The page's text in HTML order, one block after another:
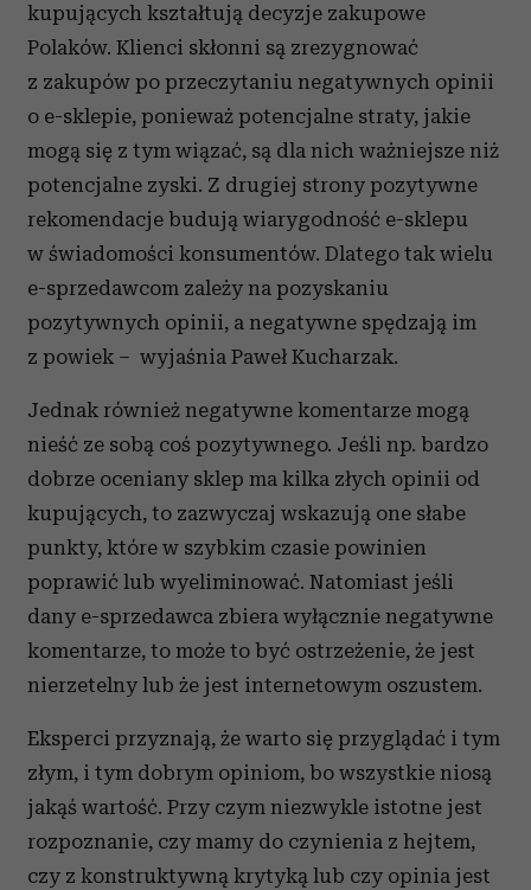
korzystasz z naszej witryny, udostępniamy partnerom
społecznościowym, reklamowym i analitycznym.
Partnerzy mogą połączyć te informacje z innymi danymi
korzystania z ich usług.
kupujących kształtują decyzje zakupowe
Polaków. Klienci skłonni są zrezygnować
z zakupów po przeczytaniu negatywnych opinii
o e-sklepie, ponieważ potencjalne straty, jakie
mogą się z tym wiązać, są dla nich ważniejsze niż
potencjalne zyski. Z drugiej strony pozytywne
rekomendacje budują wiarygodność e-sklepu
w świadomości konsumentów. Dlatego tak wielu
e-sprzedawcom zależy na pozyskaniu
pozytywnych opinii, a negatywne spędzają im
z powiek – wyjaśnia Paweł Kucharzak.
Jednak również negatywne komentarze mogą
nieść ze sobą coś pozytywnego. Jeśli np. bardzo
dobrze oceniany sklep ma kilka złych opinii od
kupujących, to zazwyczaj wskazują one słabe
punkty, które w szybkim czasie powinien
poprawić lub wyeliminować. Natomiast jeśli
dany e-sprzedawca zbiera wyłącznie negatywne
komentarze, to może to być ostrzeżenie, że jest
nierzetelny lub że jest internetowym oszustem.
Eksperci przyznają, że warto się przyglądać i tym
złym, i tym dobrym opiniom, bo wszystkie niosą
jakąś wartość. Przy czym niezwykle istotne jest
rozpoznanie, czy mamy do czynienia z hejtem,
czy z konstruktywną krytyką lub czy opinia jest